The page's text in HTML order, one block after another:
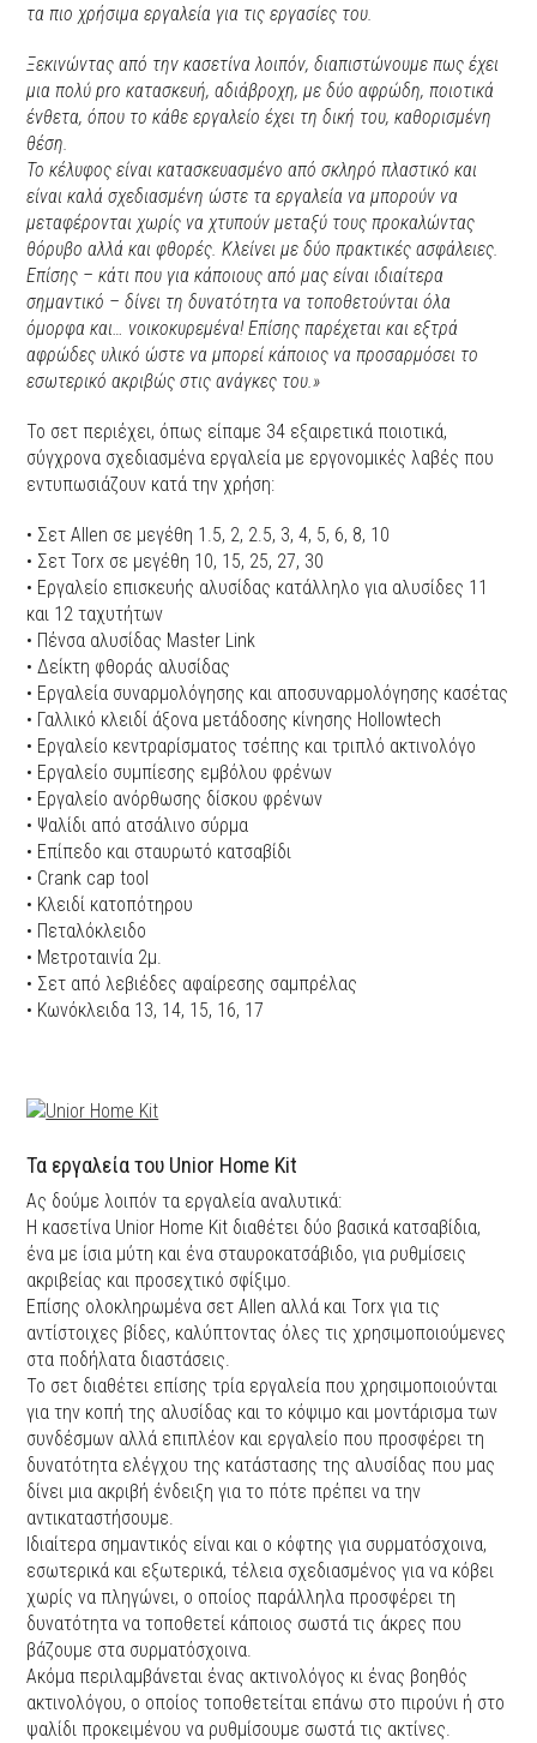
τα πιο χρήσιμα εργαλεία για τις εργασίες του.
Ξεκινώντας από την κασετίνα λοιπόν, διαπιστώνουμε πως έχει
μια πολύ pro κατασκευή, αδιάβροχη, με δύο αφρώδη, ποιοτικά
ένθετα, όπου το κάθε εργαλείο έχει τη δική του, καθορισμένη
θέση.
Το κέλυφος είναι κατασκευασμένο από σκληρό πλαστικό και
είναι καλά σχεδιασμένη ώστε τα εργαλεία να μπορούν να
μεταφέρονται χωρίς να χτυπούν μεταξύ τους προκαλώντας
θόρυβο αλλά και φθορές. Κλείνει με δύο πρακτικές ασφάλειες.
Επίσης – κάτι που για κάποιους από μας είναι ιδιαίτερα
σημαντικό – δίνει τη δυνατότητα να τοποθετούνται όλα
όμορφα και… νοικοκυρεμένα! Επίσης παρέχεται και εξτρά
αφρώδες υλικό ώστε να μπορεί κάποιος να προσαρμόσει το
εσωτερικό ακριβώς στις ανάγκες του.»
Το σετ περιέχει, όπως είπαμε 34 εξαιρετικά ποιοτικά,
σύγχρονα σχεδιασμένα εργαλεία με εργονομικές λαβές που
εντυπωσιάζουν κατά την χρήση:
• Σετ Allen σε μεγέθη 1.5, 2, 2.5, 3, 4, 5, 6, 8, 10
• Σετ Torx σε μεγέθη 10, 15, 25, 27, 30
• Εργαλείο επισκευής αλυσίδας κατάλληλο για αλυσίδες 11
και 12 ταχυτήτων
• Πένσα αλυσίδας Master Link
• Δείκτη φθοράς αλυσίδας
• Εργαλεία συναρμολόγησης και αποσυναρμολόγησης κασέτας
• Γαλλικό κλειδί άξονα μετάδοσης κίνησης Hollowtech
• Εργαλείο κεντραρίσματος τσέπης και τριπλό ακτινολόγο
• Εργαλείο συμπίεσης εμβόλου φρένων
• Εργαλείο ανόρθωσης δίσκου φρένων
• Ψαλίδι από ατσάλινο σύρμα
• Επίπεδο και σταυρωτό κατσαβίδι
• Crank cap tool
• Κλειδί κατοπότηρου
• Πεταλόκλειδο
• Μετροταινία 2μ.
• Σετ από λεβιέδες αφαίρεσης σαμπρέλας
• Κωνόκλειδα 13, 14, 15, 16, 17
Τα εργαλεία του Unior Home Kit
Ας δούμε λοιπόν τα εργαλεία αναλυτικά:
Η κασετίνα Unior Home Kit διαθέτει δύο βασικά κατσαβίδια,
ένα με ίσια μύτη και ένα σταυροκατσάβιδο, για ρυθμίσεις
ακριβείας και προσεχτικό σφίξιμο.
Επίσης ολοκληρωμένα σετ Allen αλλά και Torx για τις
αντίστοιχες βίδες, καλύπτοντας όλες τις χρησιμοποιούμενες
στα ποδήλατα διαστάσεις.
Το σετ διαθέτει επίσης τρία εργαλεία που χρησιμοποιούνται
για την κοπή της αλυσίδας και το κόψιμο και μοντάρισμα των
συνδέσμων αλλά επιπλέον και εργαλείο που προσφέρει τη
δυνατότητα ελέγχου της κατάστασης της αλυσίδας που μας
δίνει μια ακριβή ένδειξη για το πότε πρέπει να την
αντικαταστήσουμε.
Ιδιαίτερα σημαντικός είναι και ο κόφτης για συρματόσχοινα,
εσωτερικά και εξωτερικά, τέλεια σχεδιασμένος για να κόβει
χωρίς να πληγώνει, ο οποίος παράλληλα προσφέρει τη
δυνατότητα να τοποθετεί κάποιος σωστά τις άκρες που
βάζουμε στα συρματόσχοινα.
Ακόμα περιλαμβάνεται ένας ακτινολόγος κι ένας βοηθός
ακτινολόγου, ο οποίος τοποθετείται επάνω στο πιρούνι ή στο
ψαλίδι προκειμένου να ρυθμίσουμε σωστά τις ακτίνες.